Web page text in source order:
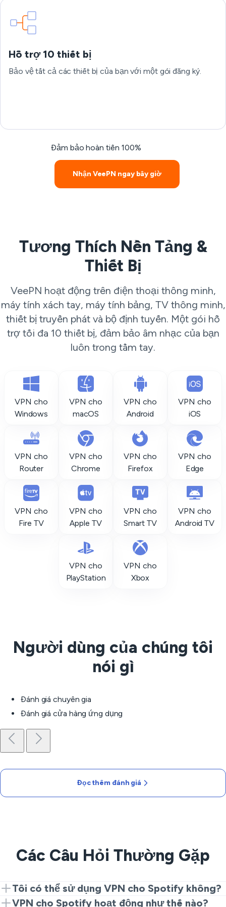
Hỗ trợ 10 thiết bị
Bảo vệ tất cả các thiết bị của bạn với một gói đăng ký.
Đảm bảo hoàn tiền 100%
Nhận VeePN ngay bây giờ
Tương Thích Nền Tảng &
Thiết Bị
VeePN hoạt động trên điện thoại thông minh,
máy tính xách tay, máy tính bảng, TV thông minh,
thiết bị truyền phát và bộ định tuyến. Một gói hỗ
trợ tối đa 10 thiết bị, đảm bảo âm nhạc của bạn
luôn trong tầm tay.
VPN cho
Windows
VPN cho
macOS
VPN cho
Android
VPN cho
iOS
VPN cho
Router
VPN cho
Chrome
VPN cho
Firefox
VPN cho
Edge
VPN cho
Fire TV
VPN cho
Apple TV
VPN cho
Smart TV
VPN cho
Android TV
VPN cho
PlayStation
VPN cho
Xbox
Người dùng của chúng tôi
nói gì
Đánh giá chuyên gia
Đánh giá cửa hàng ứng dụng
Đọc thêm đánh giá
Các Câu Hỏi Thường Gặp
Tôi có thể sử dụng VPN cho Spotify không?
Hoàn toàn có thể! Kết nối với một máy chủ VeePN và
VPN cho Spotify hoạt động như thế nào?